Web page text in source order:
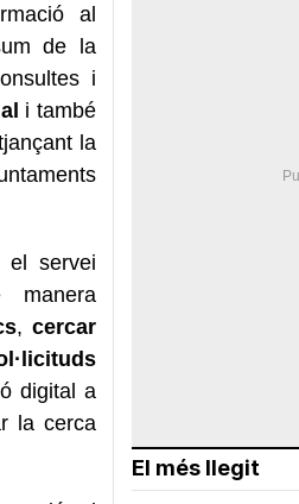
al
de la
i
i també
la
el servei
manera
, cercar
digital a
la cerca
El més llegit